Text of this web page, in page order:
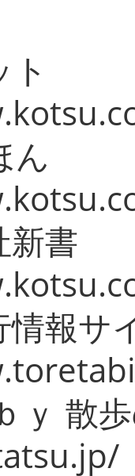
ん
新書
情報サ
ｙ 散